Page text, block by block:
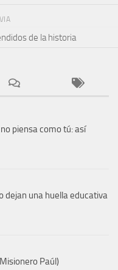
de la historia
piensa como tú: así
dejan una huella educativa
Paúl)